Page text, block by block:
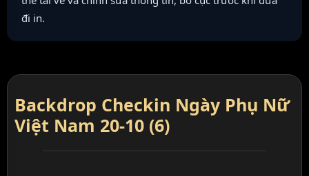
đi in.
Backdrop Checkin Ngày Phụ Nữ
Việt Nam 20-10 (6)